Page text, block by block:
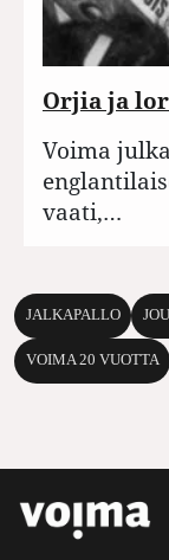
Orjia ja
Voima
vaati,…
JALKAPALLO
VOIMA 20 VUOTTA